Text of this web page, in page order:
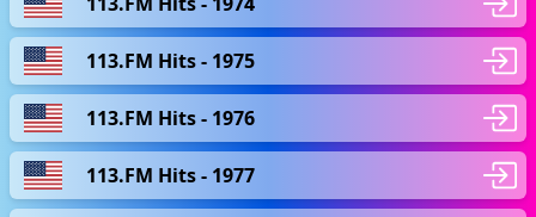
113.FM Hits - 1975
113.FM Hits - 1976
113.FM Hits - 1977